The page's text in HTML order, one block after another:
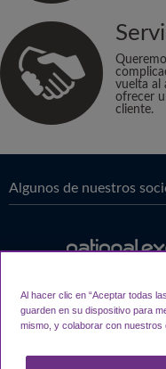
vuelta al
ofrecer
cliente.
Algunos de nuestros
Al hacer clic en “Aceptar todas
guarden en su dispositivo para
mismo, y colaborar con nuestros